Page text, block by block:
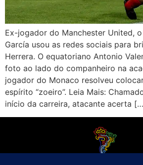
Ex-jogador do Manchester United,
García usou as redes sociais para
Herrera. O equatoriano Antonio
foto ao lado do companheiro na
jogador do Monaco resolveu
espírito “zoeiro”. Leia Mais:
início da carreira, atacante acerta